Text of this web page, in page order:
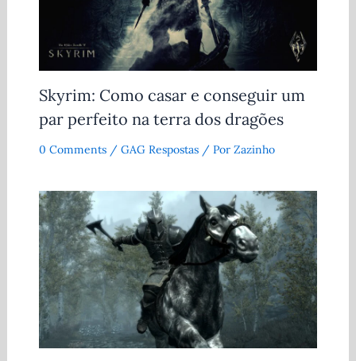
Skyrim: Como casar e conseguir um
par perfeito na terra dos dragões
0 Comments / GAG Respostas/ Por Zazinho